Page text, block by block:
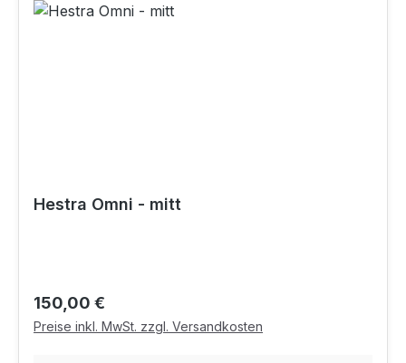
Hestra Omni - mitt
Regulärer Preis:
150,00 €
Preise inkl. MwSt. zzgl. Versandkosten